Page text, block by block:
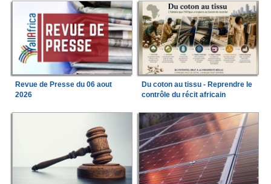
Revue de Presse du 06 aout
2026
Du coton au tissu - Reprendre le
contrôle du récit africain